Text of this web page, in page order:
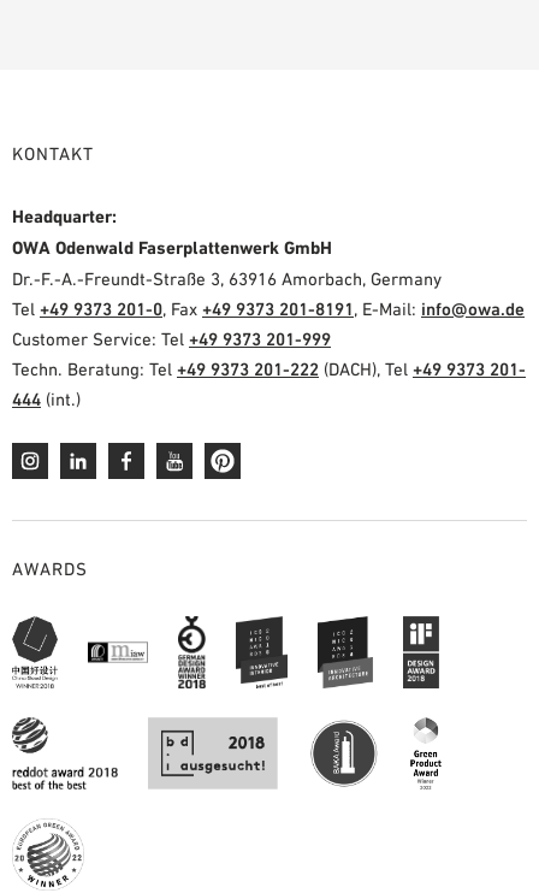
KONTAKT
Headquarter:
OWA Odenwald Faserplattenwerk GmbH
Dr.-F.-A.-Freundt-Straße 3, 63916 Amorbach, Germany
Tel +49 9373 201-0, Fax +49 9373 201-8191, E-Mail: info@owa.de
Customer Service: Tel +49 9373 201-999
Techn. Beratung: Tel +49 9373 201-222 (DACH), Tel +49 9373 201-
444 (int.)
AWARDS